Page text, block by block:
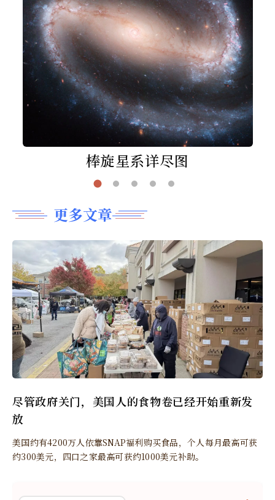
棒旋星系详尽图
更多文章
尽管政府关门，美国人的食物卷已经开始重新发
放
美国约有4200万人依靠SNAP福利购买食品，个人每月最高可获
约300美元，四口之家最高可获约1000美元补助。